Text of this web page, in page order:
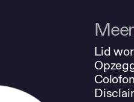
Lid
Colofon